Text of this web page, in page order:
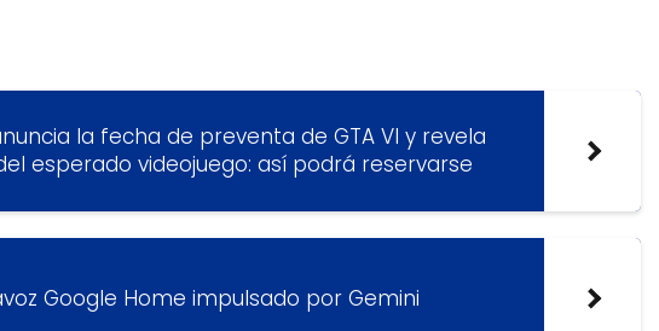
la fecha de preventa de GTA VI y revela
esperado videojuego: así podrá reservarse
Google Home impulsado por Gemini